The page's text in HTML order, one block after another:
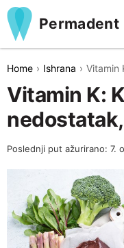
Permadent
Home Ishrana Vitamin
Vitamin K:
Poslednji put ažurirano: 7.